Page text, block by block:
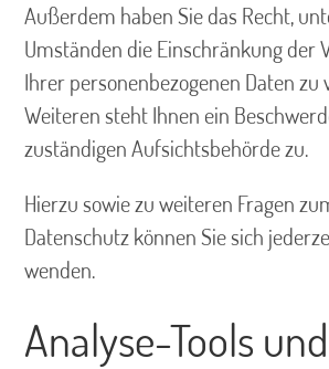
Außerdem haben Sie das Recht,
Umständen die Einschränkung der
Ihrer personenbezogenen Daten zu
Weiteren steht Ihnen ein
zuständigen Aufsichtsbehörde zu.
Hierzu sowie zu weiteren Fragen
Datenschutz können Sie sich
wenden.
Analyse-Tools